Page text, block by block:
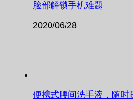
脸部解锁手机难题
2020/06/28
便携式腰间洗手液，随时